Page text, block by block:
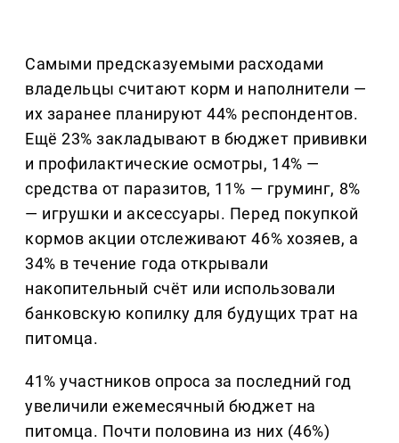
Самыми предсказуемыми расходами
владельцы считают корм и наполнители —
их заранее планируют 44% респондентов.
Ещё 23% закладывают в бюджет прививки
и профилактические осмотры, 14% —
средства от паразитов, 11% — груминг, 8%
— игрушки и аксессуары. Перед покупкой
кормов акции отслеживают 46% хозяев, а
34% в течение года открывали
накопительный счёт или использовали
банковскую копилку для будущих трат на
питомца.
41% участников опроса за последний год
увеличили ежемесячный бюджет на
питомца. Почти половина из них (46%)